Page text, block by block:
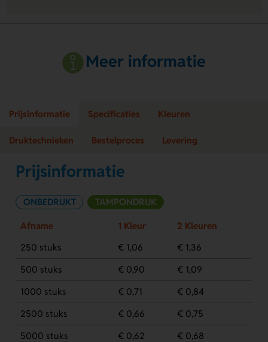
Meer informatie
Prijsinformatie Specificaties Kleuren
Druktechnieken Bestelproces Levering
Prijsinformatie
ONBEDRUKT TAMPONDRUK
Afname 1 Kleur
2 Kleuren
250 stuks
€ 1,06
€ 1,36
500 stuks
€ 0,90
€ 1,09
1000 stuks
€ 0,71
€ 0,84
2500 stuks
€ 0,66
€ 0,75
5000 stuks
€ 0,62
€ 0,68